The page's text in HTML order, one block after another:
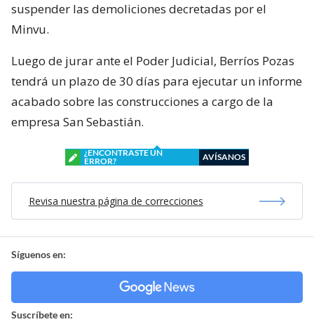
suspender las demoliciones decretadas por el
Minvu.
Luego de jurar ante el Poder Judicial, Berríos Pozas
tendrá un plazo de 30 días para ejecutar un informe
acabado sobre las construcciones a cargo de la
empresa San Sebastián.
¿ENCONTRASTE UN
ERROR?
AVÍSANOS
Revisa nuestra página de correcciones
Síguenos en:
Suscríbete en: